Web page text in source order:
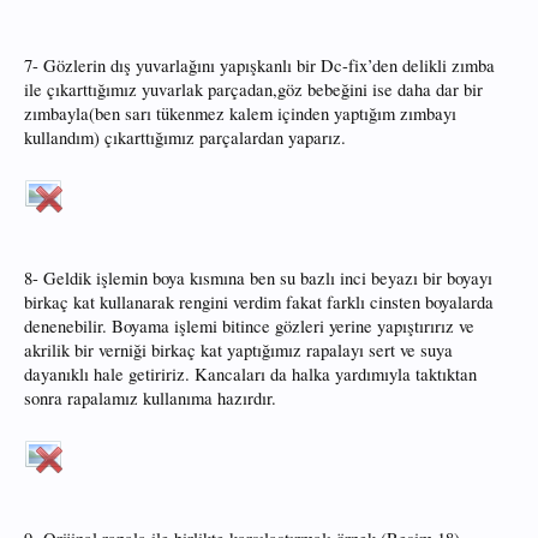
7- Gözlerin dış yuvarlağını yapışkanlı bir Dc-fix’den delikli zımba
ile çıkarttığımız yuvarlak parçadan,göz bebeğini ise daha dar bir
zımbayla(ben sarı tükenmez kalem içinden yaptığım zımbayı
kullandım) çıkarttığımız parçalardan yaparız.
8- Geldik işlemin boya kısmına ben su bazlı inci beyazı bir boyayı
birkaç kat kullanarak rengini verdim fakat farklı cinsten boyalarda
denenebilir. Boyama işlemi bitince gözleri yerine yapıştırırız ve
akrilik bir verniği birkaç kat yaptığımız rapalayı sert ve suya
dayanıklı hale getiririz. Kancaları da halka yardımıyla taktıktan
sonra rapalamız kullanıma hazırdır.